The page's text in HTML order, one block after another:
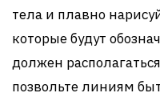
тела и плавно
которые будут
должен
позвольте линиям